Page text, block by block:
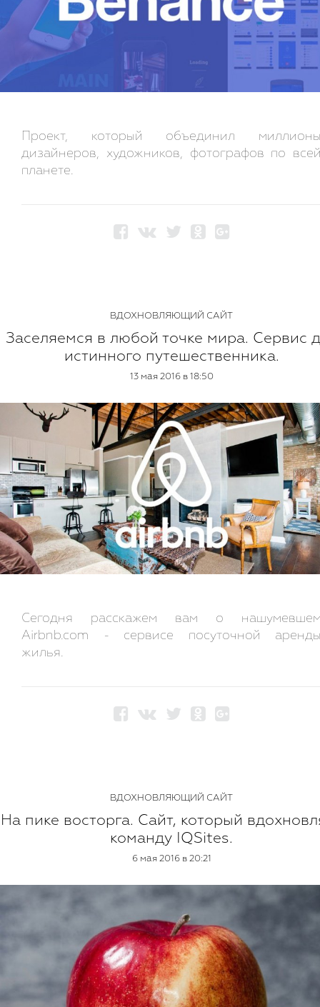
Проект, который объединил
дизайнеров, художников, фотографов по
планете.
ВДОХНОВЛЯЮЩИЙ САЙТ
Заселяемся в любой точке мира. Сервис
истинного путешественника.
13 мая 2016 в 18:50
Сегодня расскажем вам о
Airbnb.com - сервисе посуточной
жилья.
ВДОХНОВЛЯЮЩИЙ САЙТ
На пике восторга. Сайт, который
команду IQSites.
6 мая 2016 в 20:21